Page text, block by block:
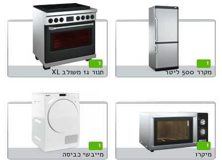
1
מקרר 500 ליטר
1
תנור גז משולב XL
1
מיקרו
1
מייבשי כביסה